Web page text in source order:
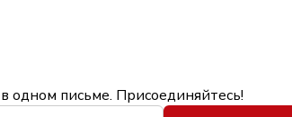
одном письме. Присоединяйтесь!